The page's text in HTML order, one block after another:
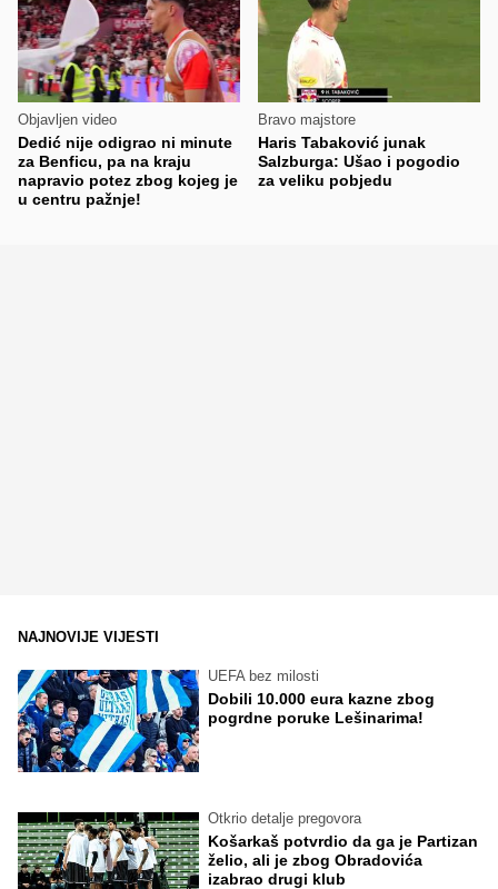
Objavljen video
Dedić nije odigrao ni minute
za Benficu, pa na kraju
napravio potez zbog kojeg je
u centru pažnje!
Bravo majstore
Haris Tabaković junak
Salzburga: Ušao i pogodio
za veliku pobjedu
NAJNOVIJE VIJESTI
UEFA bez milosti
Dobili 10.000 eura kazne zbog
pogrdne poruke Lešinarima!
Otkrio detalje pregovora
Košarkaš potvrdio da ga je Partizan
želio, ali je zbog Obradovića
izabrao drugi klub